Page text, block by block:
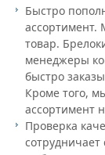
Быстро
ассортимент.
товар.
менеджеры
быстро
Кроме того,
ассортимент
Проверка